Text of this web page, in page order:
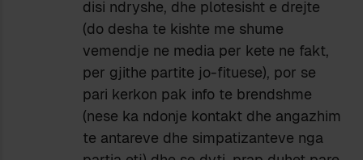
disi ndryshe, dhe plotesisht e drejte
(do desha te kishte me shume
vemendje ne media per kete ne fakt,
per gjithe partite jo-fituese), por se
pari kerkon pak info te brendshme
(nese ka ndonje kontakt dhe angazhim
te antareve dhe simpatizanteve nga